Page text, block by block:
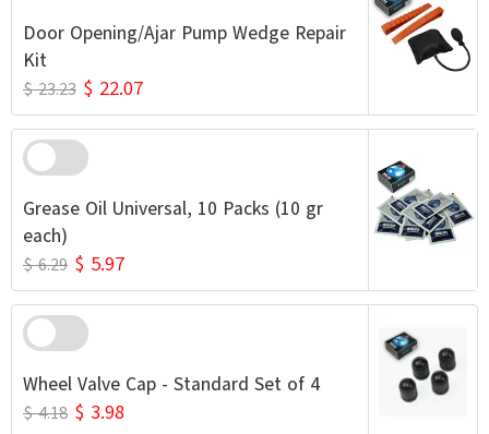
Door Opening/Ajar Pump Wedge Repair
Kit
$ 23.23 $ 22.07
Grease Oil Universal, 10 Packs (10 gr
each)
$ 6.29 $ 5.97
Wheel Valve Cap - Standard Set of 4
$ 4.18 $ 3.98